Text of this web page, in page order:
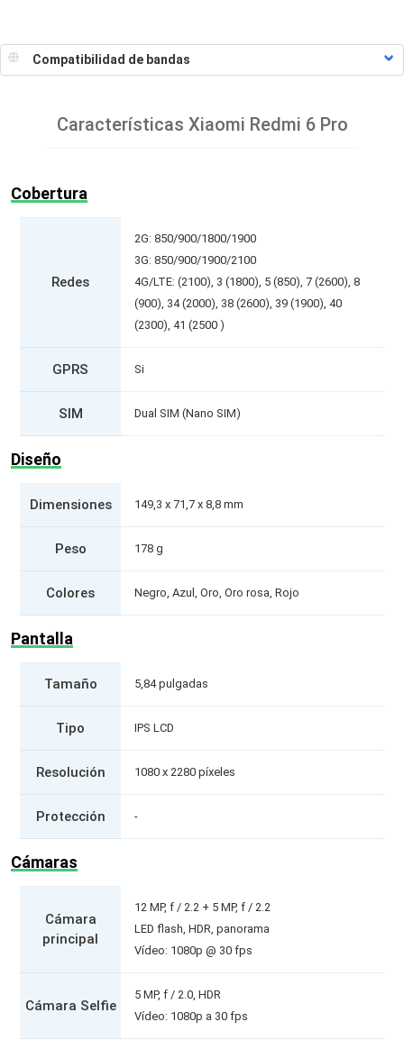
Características Xiaomi Redmi 6 Pro
Cobertura
Redes
2G: 850/900/1800/1900
3G: 850/900/1900/2100
4G/LTE: (2100), 3 (1800), 5 (850), 7 (2600), 8
(900), 34 (2000), 38 (2600), 39 (1900), 40
(2300), 41 (2500 )
GPRS Si
SIM Dual SIM (Nano SIM)
Diseño
Dimensiones 149,3 x 71,7 x 8,8 mm
Peso 178 g
Colores Negro, Azul, Oro, Oro rosa, Rojo
Pantalla
Tamaño 5,84 pulgadas
Tipo IPS LCD
Resolución 1080 x 2280 píxeles
Protección -
Cámaras
Cámara
principal
12 MP, f / 2.2 + 5 MP, f / 2.2
LED flash, HDR, panorama
Vídeo: 1080p @ 30 fps
Cámara Selfie
5 MP, f / 2.0, HDR
Vídeo: 1080p a 30 fps